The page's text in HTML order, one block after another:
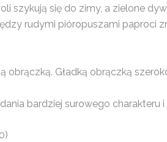
szykują się do zimy, a zielone
rudymi pióropuszami paproci
obrączką. Gładką obrączką
bardziej surowego charakteru